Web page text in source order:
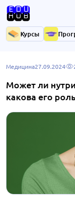
Курсы
Медицина27.09.2024
Может ли
какова его